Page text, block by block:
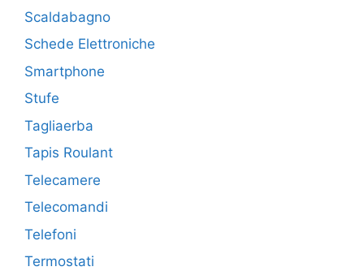
Scaldabagno
Schede Elettroniche
Smartphone
Stufe
Tagliaerba
Tapis Roulant
Telecamere
Telecomandi
Telefoni
Termostati